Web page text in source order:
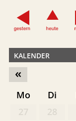
KALENDER
«
Mo Di